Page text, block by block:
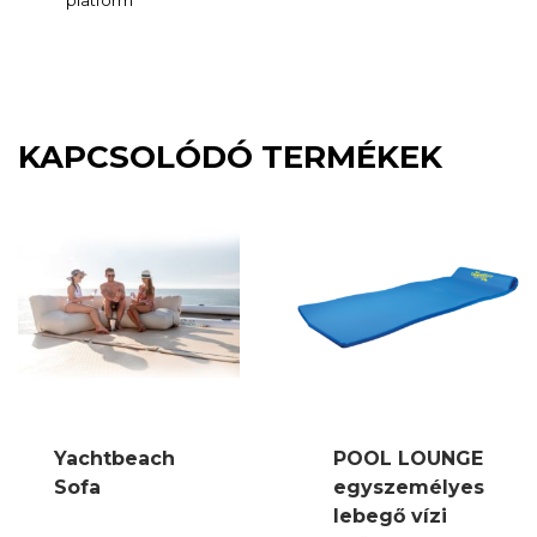
KAPCSOLÓDÓ TERMÉKEK
Yachtbeach
Sofa
POOL LOUNGE
egyszemélyes
lebegő vízi